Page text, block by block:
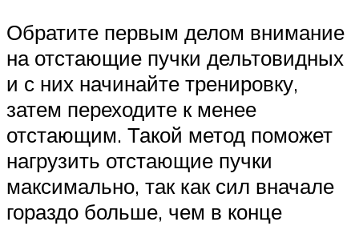
Обратите первым делом внимание
на отстающие пучки дельтовидных
и с них начинайте тренировку,
затем переходите к менее
отстающим. Такой метод поможет
нагрузить отстающие пучки
максимально, так как сил вначале
гораздо больше, чем в конце